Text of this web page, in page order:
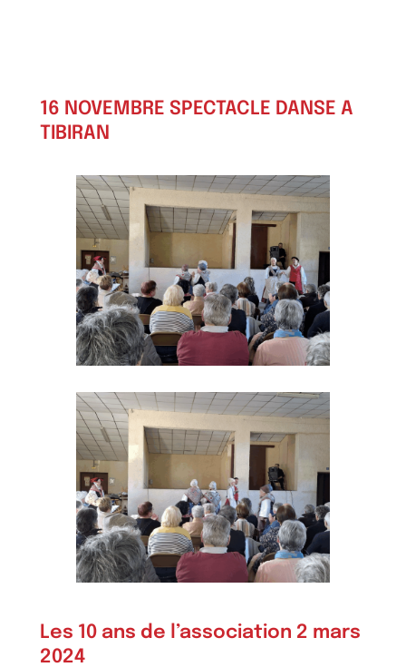
16 NOVEMBRE SPECTACLE DANSE A
TIBIRAN
Les 10 ans de l’association 2 mars
2024